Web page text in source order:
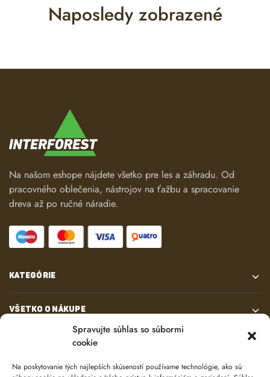
Spravujte súhlas so súbormi
cookie
Na poskytovanie tých najlepších skúseností používame technológie, ako sú
Naposledy zobrazené
Na našom eshope nájdete všetko pre les a záhradu. Od
pracovného oblečenia, nástrojov na ťažbu a spracovanie
dreva až po ručné náradie.
KATEGÓRIE
VŠETKO O NÁKUPE